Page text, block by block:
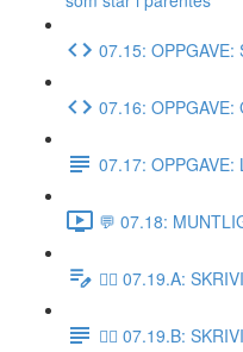
07.15:
07.16:
07.17:
💬 07.18:
✍🏼 07.19.A:
✍🏼 07.19.B: